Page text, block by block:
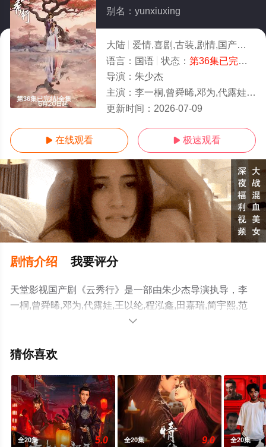
第36集已完结/全集
别名：yunxiuxing
大陆 爱情,喜剧,古装,剧情,国产
2026
语言： 国语 状态： 第36集已完结
导演： 朱少杰
主演： 李一桐,曾舜晞,邓为,代露娃,王以纶,程泓鑫,田嘉瑞,简宇熙,范静雯,邓孝慈,尹铸胜,鲍大志,黑子,张晞临
更新时间： 2026-07-09
 在线观看  极速观看
剧情介绍 我要评分
天堂影视国产剧《云秀行》是一部由朱少杰导演执导，李
一桐,曾舜晞,邓为,代露娃,王以纶,程泓鑫,田嘉瑞,简宇熙,范
静雯,邓孝慈,尹铸胜,鲍大志,黑子,张晞临等演员精彩演绎的
免费观看高清无删减完整版电视剧全集就上天堂电影网，
台了解。

猜你喜欢
全20集 5.0 全20集 9.0 全20集